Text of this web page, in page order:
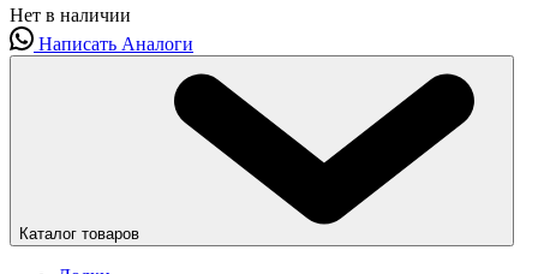
Нет в наличии
Написать Аналоги
Каталог товаров